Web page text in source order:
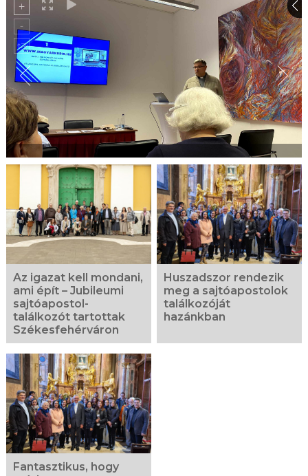
Az igazat kell mondani,
ami épít – Jubileumi
sajtóapostol-
találkozót tartottak
Székesfehérváron
Huszadszor rendezik
meg a sajtóapostolok
találkozóját
hazánkban
Fantasztikus, hogy